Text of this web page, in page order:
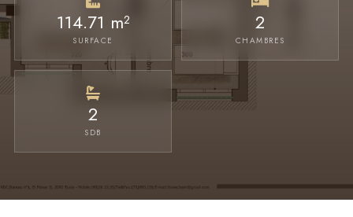
114.71 m²
SURFACE
2
CHAMBRES
2
SDB